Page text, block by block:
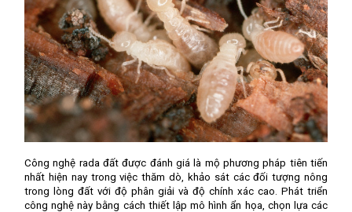
Công nghệ rada đất được đánh giá là mộ phương pháp tiên tiến
nhất hiện nay trong việc thăm dò, khảo sát các đối tượng nông
trong lòng đất với độ phân giải và độ chính xác cao. Phát triển
công nghệ này bằng cách thiết lập mô hình ẩn họa, chọn lựa các